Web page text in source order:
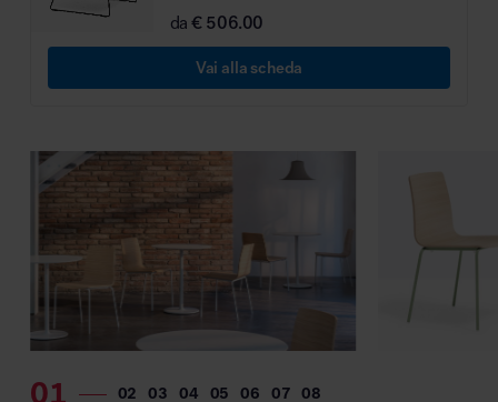
da€ 506.00
Vai alla scheda